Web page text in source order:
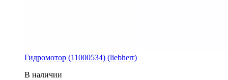
Гидромотор (11000534) (liebherr)
В наличии